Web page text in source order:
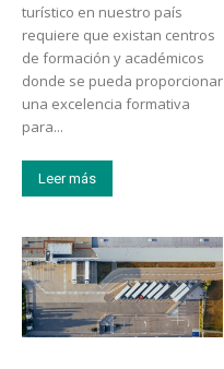
turístico en nuestro país
requiere que existan centros
de formación y académicos
donde se pueda proporcionar
una excelencia formativa
para...
Leer más